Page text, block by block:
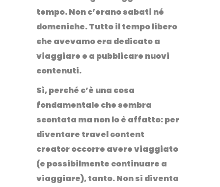
tempo. Non c’erano sabati né
domeniche.Tutto il tempo libero
che avevamo era dedicato a
viaggiare e a pubblicare nuovi
contenuti.
Sì, perché c’è una cosa
fondamentale che sembra
scontata ma non lo è affatto: per
diventare travel content
creatoroccorre avere viaggiato
(e possibilmente continuare a
viaggiare), tanto. Non si diventa